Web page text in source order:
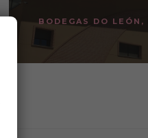
BODEGAS DO LEÓN ,